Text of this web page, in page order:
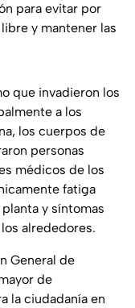
para evitar por
y mantener las
que invadieron los
a los
los cuerpos de
personas
médicos de los
fatiga
y síntomas
alrededores.
General de
de
la ciudadanía en